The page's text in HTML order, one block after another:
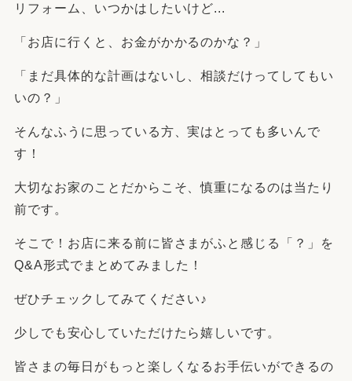
リフォーム、いつかはしたいけど...
「お店に行くと、お金がかかるのかな？」
「まだ具体的な計画はないし、相談だけってしてもい
いの？」
そんなふうに思っている方、実はとっても多いんで
す！
大切なお家のことだからこそ、慎重になるのは当たり
前です。
そこで！お店に来る前に皆さまがふと感じる「？」を
Q&A形式でまとめてみました！
ぜひチェックしてみてください♪
少しでも安心していただけたら嬉しいです。
皆さまの毎日がもっと楽しくなるお手伝いができるの